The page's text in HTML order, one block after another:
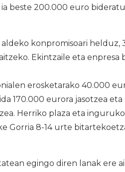
beste 200.000 euro
konpromisoari helduz,
Ekintzaile eta enpresa
erosketarako 40.000
170.000 eurora jasotzea
Herriko plaza eta inguruko
Gorria 8-14 urte
egingo diren lanak ere